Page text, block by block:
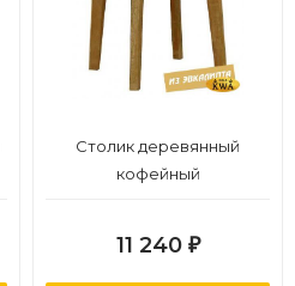
Столик деревянный
кофейный
11 240 ₽